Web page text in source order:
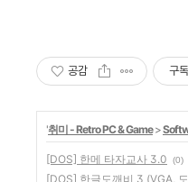
공감 구
'취미 - Retro PC & Game>
[DOS] 한메 타자교사 3.0 (0)
[DOS] 한글도깨비 3 (VGA,